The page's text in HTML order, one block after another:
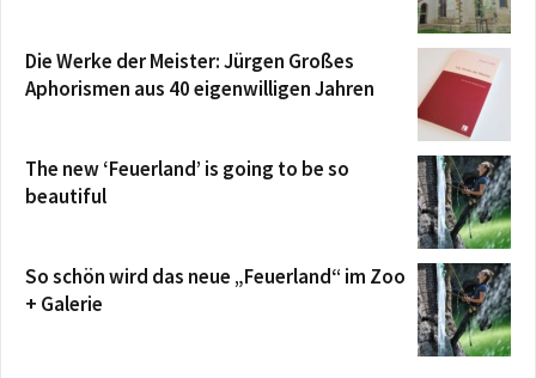
Die Werke der Meister: Jürgen Großes
Aphorismen aus 40 eigenwilligen Jahren
The new ‘Feuerland’ is going to be so
beautiful
So schön wird das neue „Feuerland“ im Zoo
+ Galerie